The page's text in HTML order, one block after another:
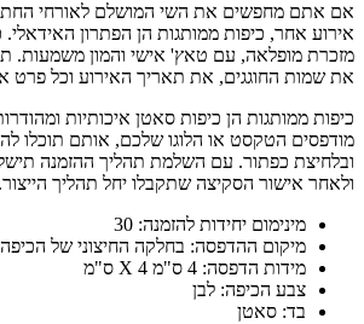
אם אתם מחפשים את השי המושלם לאורחי
אירוע אחר, כיפות ממותגות הן הפתרון
מזכרת מופלאה, עם טאץ' אישי והמון משמעות.
את שמות החוגגים, את תאריך האירוע וכל פרט
כיפות ממותגות הן כיפות סאטן איכותיות
מודפסים הטקסט או הלוגו שלכם, אותם תוכלו
ובלחיצת כפתור. עם השלמת תהליך ההזמנה
ולאחר אישור הסקיצה שתקבלו יחל תהליך הייצור.
מינימום יחידות להזמנה: 30
מיקום ההדפסה: בחלקה החיצוני של
מידות הדפסה: 4 ס"מ X 4 ס"מ
צבע הכיפה: לבן
בד: סאטן